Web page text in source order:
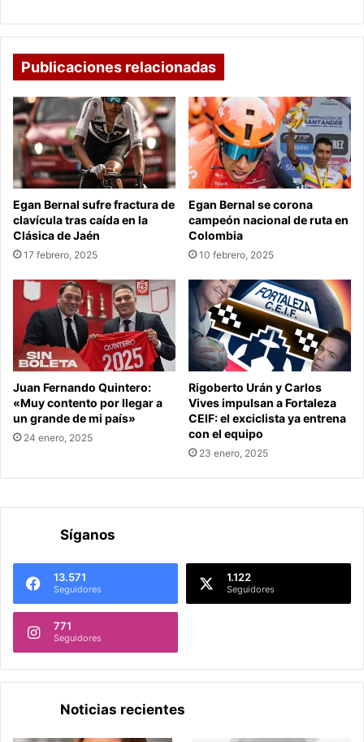
Publicaciones relacionadas
Egan Bernal sufre fractura de
clavícula tras caída en la
Clásica de Jaén
17 febrero, 2025
Egan Bernal se corona
campeón nacional de ruta en
Colombia
10 febrero, 2025
Juan Fernando Quintero:
«Muy contento por llegar a
un grande de mi país»
24 enero, 2025
Rigoberto Urán y Carlos
Vives impulsan a Fortaleza
CEIF: el exciclista ya entrena
con el equipo
23 enero, 2025
Síganos
13.571
Seguidores
1.122
Seguidores
771
Seguidores
Noticias recientes